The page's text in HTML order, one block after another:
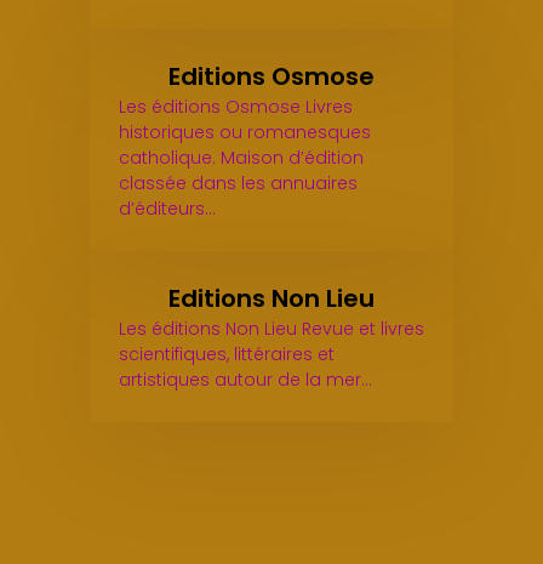
Editions Osmose
Les éditions Osmose Livres
historiques ou romanesques
catholique. Maison d’édition
classée dans les annuaires
d’éditeurs…
Editions Non Lieu
Les éditions Non Lieu Revue et livres
scientifiques, littéraires et
artistiques autour de la mer…